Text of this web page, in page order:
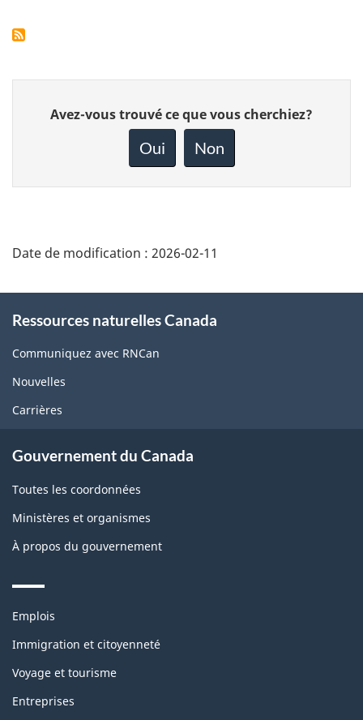
Donnez
votre
page
Avez-vous trouvé ce que vous cherchiez?
Oui Non
Date de modification : 2026-02-11
this
site
Ressources naturelles Canada
Communiquez avec RNCan
Nouvelles
Carrières
Gouvernement du Canada
Toutes les coordonnées
Ministères et organismes
À propos du gouvernement
Themes
topics
Emplois
Immigration et citoyenneté
Voyage et tourisme
Entreprises